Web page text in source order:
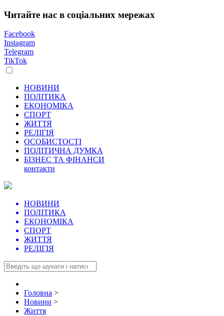
Читайте нас в соціальних мережах
Facebook
Instagram
Telegram
TikTok
НОВИНИ
ПОЛІТИКА
ЕКОНОМІКА
СПОРТ
ЖИТТЯ
РЕЛІГІЯ
ОСОБИСТОСТІ
ПОЛІТИЧНА ДУМКА
БІЗНЕС ТА ФІНАНСИ
контакти
НОВИНИ
ПОЛІТИКА
ЕКОНОМІКА
СПОРТ
ЖИТТЯ
РЕЛІГІЯ
Головна >
Новини >
Життя